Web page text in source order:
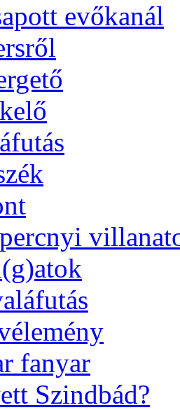
evőkanál
fanyar
Szindbád?